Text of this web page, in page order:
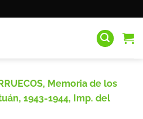
Memoria de los
1943-1944, Imp. del